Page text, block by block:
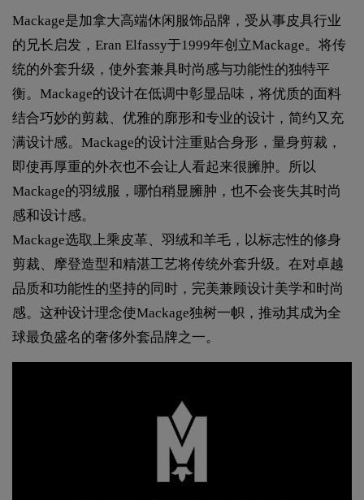
Mackage是加拿大高端休闲服饰品牌，受从事皮具行业
的兄长启发，Eran Elfassy于1999年创立Mackage。将传
统的外套升级，使外套兼具时尚感与功能性的独特平
衡。Mackage的设计在低调中彰显品味，将优质的面料
结合巧妙的剪裁、优雅的廓形和专业的设计，简约又充
满设计感。Mackage的设计注重贴合身形，量身剪裁，
即使再厚重的外衣也不会让人看起来很臃肿。所以
Mackage的羽绒服，哪怕稍显臃肿，也不会丧失其时尚
感和设计感。
Mackage选取上乘皮革、羽绒和羊毛，以标志性的修身
剪裁、摩登造型和精湛工艺将传统外套升级。在对卓越
品质和功能性的坚持的同时，完美兼顾设计美学和时尚
感。这种设计理念使Mackage独树一帜，推动其成为全
球最负盛名的奢侈外套品牌之一。